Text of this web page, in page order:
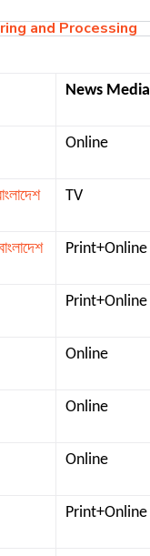
and Processing
News Media
Online
TV
Print+Online
Print+Online
Online
Online
Online
Print+Online